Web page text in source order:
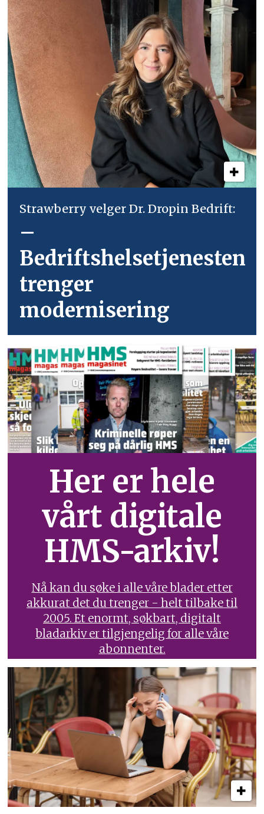
Strawberry velger Dr. Dropin Bedrift:
–
Bedriftshelsetjenesten
trenger
modernisering
Her er hele
vårt digitale
HMS-arkiv!
Nå kan du søke i alle våre blader etter
akkurat det du trenger - helt tilbake til
2005. Et enormt, søkbart, digitalt
bladarkiv er tilgjengelig for alle våre
abonnenter.